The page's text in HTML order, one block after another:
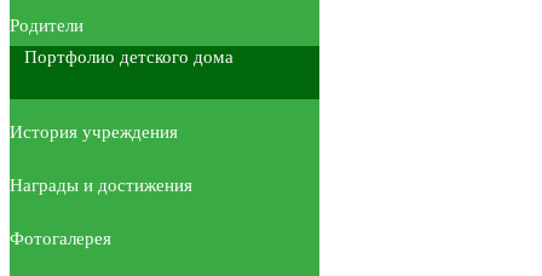
Родители
Портфолио детского дома
История учреждения
Награды и достижения
Фотогалерея